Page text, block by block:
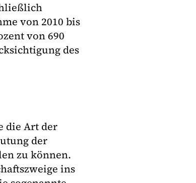
von 2010 bis
von 690
des
die Art der
der
zu können.
ins